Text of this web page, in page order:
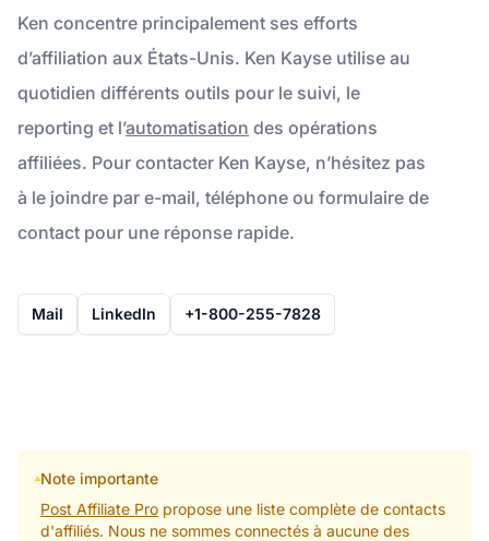
Ken concentre principalement ses efforts
d’affiliation aux États-Unis. Ken Kayse utilise au
quotidien différents outils pour le suivi, le
reporting et l’automatisation des opérations
affiliées. Pour contacter Ken Kayse, n’hésitez pas
à le joindre par e-mail, téléphone ou formulaire de
contact pour une réponse rapide.
Mail LinkedIn +1-800-255-7828
Note importante
Post Affiliate Pro propose une liste complète de contacts
d'affiliés. Nous ne sommes connectés à aucune des